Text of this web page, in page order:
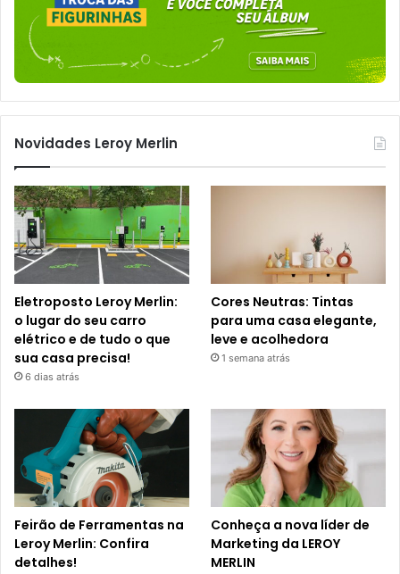
Novidades Leroy Merlin
Eletroposto Leroy Merlin:
o lugar do seu carro
elétrico e de tudo o que
sua casa precisa!
6 dias atrás
Cores Neutras: Tintas
para uma casa elegante,
leve e acolhedora
1 semana atrás
Feirão de Ferramentas na
Leroy Merlin: Confira
detalhes!
Conheça a nova líder de
Marketing da LEROY
MERLIN